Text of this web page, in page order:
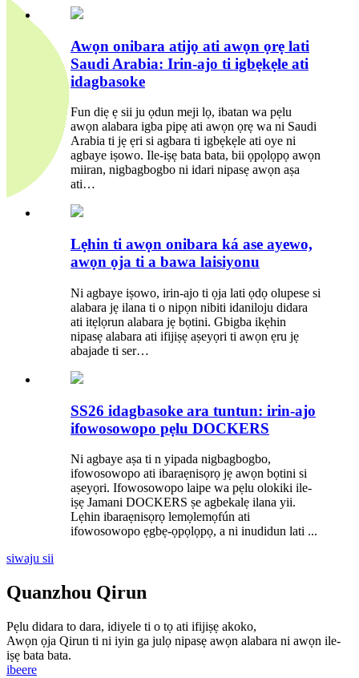
Awọn onibara atijọ ati awọn ọrẹ lati
Saudi Arabia: Irin-ajo ti igbẹkẹle ati
idagbasoke
Fun diẹ ẹ sii ju ọdun meji lọ, ibatan wa pẹlu
awọn alabara igba pipẹ ati awọn ọrẹ wa ni Saudi
Arabia ti jẹ ẹri si agbara ti igbẹkẹle ati oye ni
agbaye iṣowo. Ile-iṣẹ bata bata, bii ọpọlọpọ awọn
miiran, nigbagbogbo ni idari nipasẹ awọn aṣa
ati…
Lẹhin ti awọn onibara ká ase ayewo,
awọn ọja ti a bawa laisiyonu
Ni agbaye iṣowo, irin-ajo ti ọja lati ọdọ olupese si
alabara jẹ ilana ti o nipọn nibiti idaniloju didara
ati itẹlọrun alabara jẹ bọtini. Gbigba ikẹhin
nipasẹ alabara ati ifijiṣẹ aṣeyọri ti awọn ẹru jẹ
abajade ti ser…
SS26 idagbasoke ara tuntun: irin-ajo
ifowosowopo pẹlu DOCKERS
Ni agbaye aṣa ti n yipada nigbagbogbo,
ifowosowopo ati ibaraẹnisọrọ jẹ awọn bọtini si
aṣeyọri. Ifowosowopo laipe wa pẹlu olokiki ile-
iṣẹ Jamani DOCKERS ṣe agbekalẹ ilana yii.
Lẹhin ibaraẹnisọrọ lemọlemọfún ati
ifowosowopo ẹgbẹ-ọpọlọpọ, a ni inudidun lati ...
siwaju sii
Quanzhou Qirun
Pẹlu didara to dara, idiyele ti o tọ ati ifijiṣẹ akoko,
Awọn ọja Qirun ti ni iyin ga julọ nipasẹ awọn alabara ni awọn ile-
iṣẹ bata bata.
ibeere